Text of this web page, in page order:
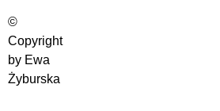
©
Copyright
by Ewa
Żyburska